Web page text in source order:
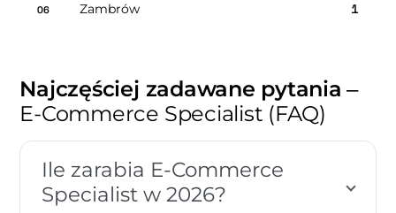
06 Zambrów 1
Najczęściej zadawane pytania –
E-Commerce Specialist (FAQ)
Ile zarabia E-Commerce
Specialist w 2026?